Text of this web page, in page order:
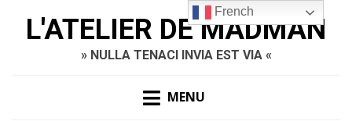
L'ATELIER DE MADMAN
» NULLA TENACI INVIA EST VIA «
MENU
French